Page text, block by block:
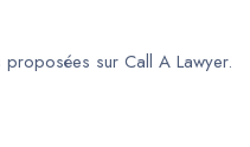
sur Call A Lawyer.